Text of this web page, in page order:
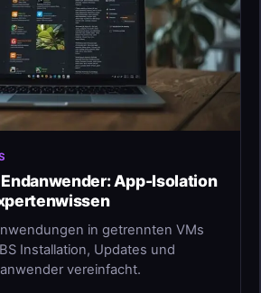
App-Isolation
in getrennten VMs
Installation, Updates und
vereinfacht.